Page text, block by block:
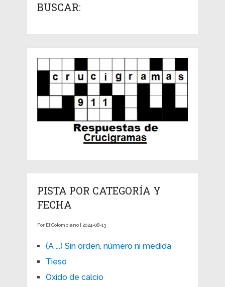
BUSCAR:
PISTA POR CATEGORÍA Y
FECHA
For El Colombiano | 2024-08-13
(A ...) Sin orden, número ni medida
Tieso
Oxido de calcio